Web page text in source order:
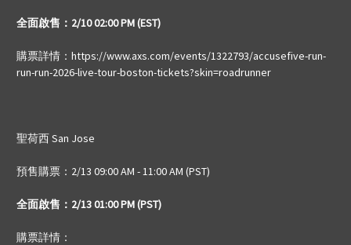
全面啟售：2/10 02:00 PM (EST)
購票詳情：https://www.axs.com/events/1322793/accusefive-run-
run-run-2026-live-tour-boston-tickets?skin=roadrunner
聖荷西 San Jose
預售購票 ：2/13 09:00 AM - 11:00 AM (PST)
全面啟售：2/13 01:00 PM (PST)
購票詳情：